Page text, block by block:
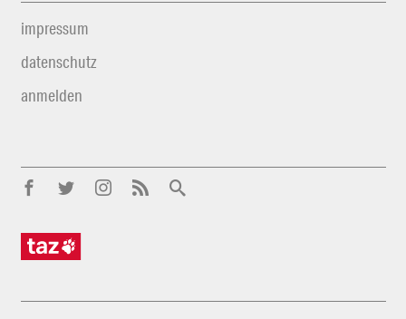
impressum
datenschutz
anmelden